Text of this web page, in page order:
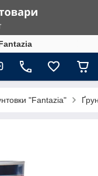
"Fantazia"